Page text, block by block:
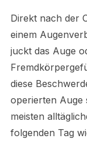
Direkt nach der
einem
juckt das Auge
diese
operierten Auge
meisten
folgenden Tag